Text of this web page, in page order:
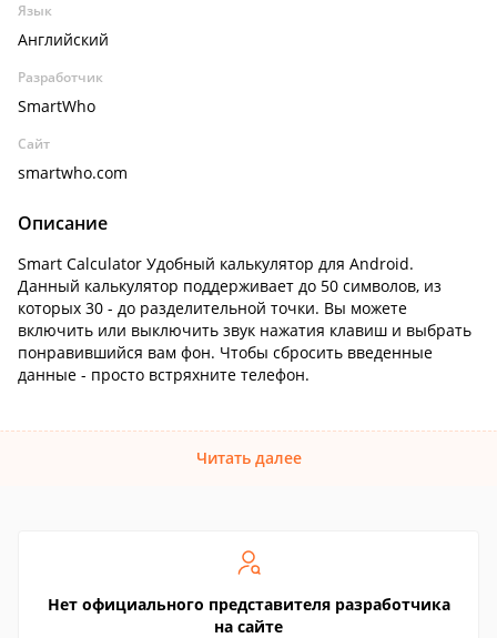
Язык
Английский
Разработчик
SmartWho
Сайт
smartwho.com
Описание
Smart Calculator Удобный калькулятор для Android.
Данный калькулятор поддерживает до 50 символов, из
которых 30 - до разделительной точки. Вы можете
включить или выключить звук нажатия клавиш и выбрать
понравившийся вам фон. Чтобы сбросить введенные
данные - просто встряхните телефон.
Читать далее
Нет официального представителя разработчика
на сайте